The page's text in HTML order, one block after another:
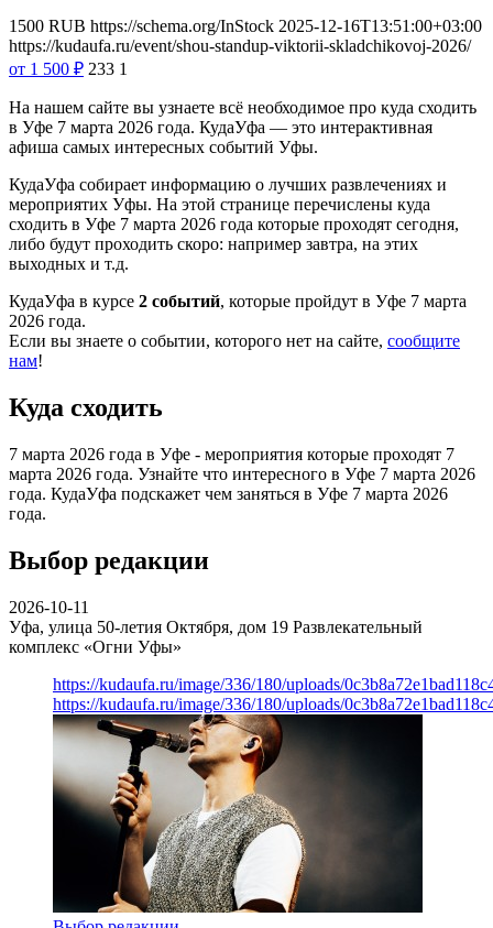
1500 RUB https://schema.org/InStock 2025-12-16T13:51:00+03:00
https://kudaufa.ru/event/shou-standup-viktorii-skladchikovoj-2026/
от 1 500 ₽ 233 1
На нашем сайте вы узнаете всё необходимое про куда сходить
в Уфе 7 марта 2026 года. КудаУфа — это интерактивная
афиша самых интересных событий Уфы.
КудаУфа собирает информацию о лучших развлечениях и
мероприятих Уфы. На этой странице перечислены куда
сходить в Уфе 7 марта 2026 года которые проходят сегодня,
либо будут проходить скоро: например завтра, на этих
выходных и т.д.
КудаУфа в курсе 2 событий, которые пройдут в Уфе 7 марта
2026 года.
Если вы знаете о событии, которого нет на сайте, сообщите
нам!
Куда сходить
7 марта 2026 года в Уфе - мероприятия которые проходят 7
марта 2026 года. Узнайте что интересного в Уфе 7 марта 2026
года. КудаУфа подскажет чем заняться в Уфе 7 марта 2026
года.
Выбор редакции
2026-10-11
Уфа, улица 50-летия Октября, дом 19 Развлекательный
комплекс «Огни Уфы»
https://kudaufa.ru/image/336/180/uploads/
https://kudaufa.ru/image/336/180/uploads/